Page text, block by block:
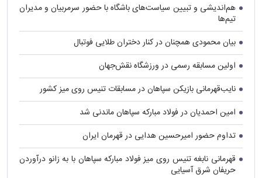
هم‌اندیشی و تبیین سیاست‌های باشگاه با حضور سرمربیان و مدیران
تیم‌ها
بیان محمودی همچنان در کنار دختران طلایی فوتبال
اولین مسابقه رسمی در ورزشگاه نقش‌جهان
نایب‌قهرمانی بازیکن سپاهان در مسابقات تنیس روی میز کشور
امین احمدیان در فولاد مبارکه سپاهان ماندنی شد
تداوم حضور امیرحسین هدایی در قهرمان ایران
قهرمانی نابغه تنیس روی میز فولاد مبارکه سپاهان با به زانو درآوردن
حریفان شرق آسیایی